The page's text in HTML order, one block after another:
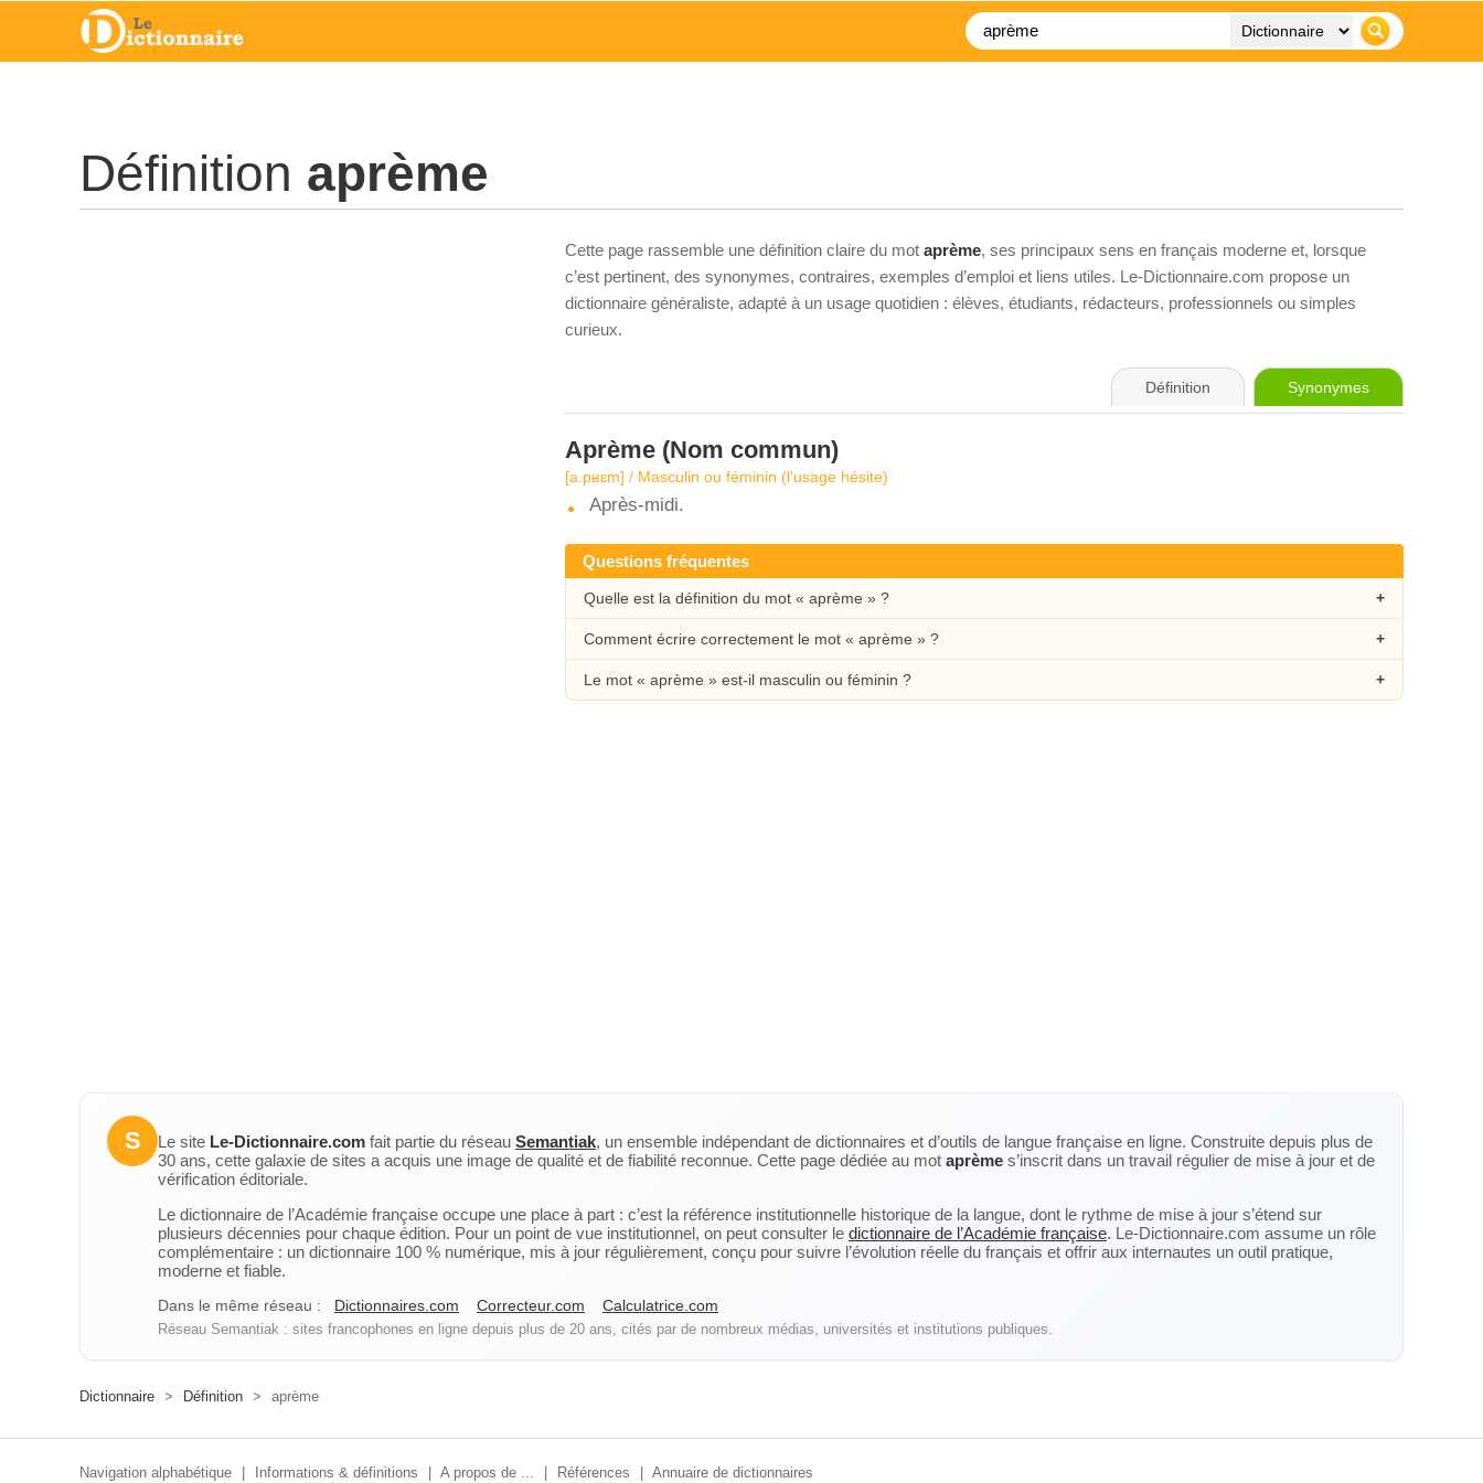
Définition aprème
Cette page rassemble une définition claire du mot aprème, ses principaux sens en français moderne et, lorsque
c’est pertinent, des synonymes, contraires, exemples d’emploi et liens utiles. Le-Dictionnaire.com propose un
dictionnaire généraliste, adapté à un usage quotidien : élèves, étudiants, rédacteurs, professionnels ou simples
curieux.
Définition Synonymes
Aprème (Nom commun)
[a.pʁɛm] / Masculin ou féminin (l’usage hésite)
Après-midi.
Questions fréquentes
Quelle est la définition du mot « aprème » ?
Comment écrire correctement le mot « aprème » ?
Le mot « aprème » est-il masculin ou féminin ?
S Le site Le-Dictionnaire.com fait partie du réseau Semantiak, un ensemble indépendant de dictionnaires et d’outils de langue française en ligne. Construite depuis plus de
30 ans, cette galaxie de sites a acquis une image de qualité et de fiabilité reconnue. Cette page dédiée au mot aprème s’inscrit dans un travail régulier de mise à jour et de
vérification éditoriale.
Le dictionnaire de l’Académie française occupe une place à part : c’est la référence institutionnelle historique de la langue, dont le rythme de mise à jour s’étend sur
plusieurs décennies pour chaque édition. Pour un point de vue institutionnel, on peut consulter le dictionnaire de l’Académie française. Le-Dictionnaire.com assume un rôle
complémentaire : un dictionnaire 100 % numérique, mis à jour régulièrement, conçu pour suivre l’évolution réelle du français et offrir aux internautes un outil pratique,
moderne et fiable.
Dans le même réseau : Dictionnaires.com Correcteur.com Calculatrice.com
Réseau Semantiak : sites francophones en ligne depuis plus de 20 ans, cités par de nombreux médias, universités et institutions publiques.
Dictionnaire > Définition > aprème
Navigation alphabétique Informations & définitions A propos de ... Références Annuaire de dictionnaires